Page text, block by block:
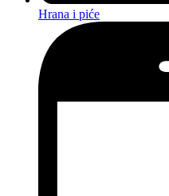
Hrana i piće